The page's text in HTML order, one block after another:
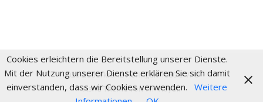
2026 Liederkranz Höfingen 1880 e.V. ©
Ashe Theme vonWP Royal.
Cookies erleichtern die Bereitstellung unserer Dienste.
Mit der Nutzung unserer Dienste erklären Sie sich damit
einverstanden, dass wir Cookies verwenden.
Weitere